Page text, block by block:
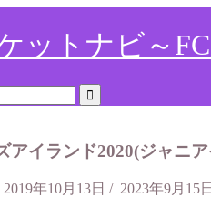
ットナビ～
アイランド2020(ジャニ
2019年10月13日 / 2023年9月15日